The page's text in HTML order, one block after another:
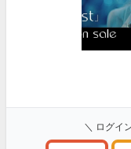
＼ ログイ